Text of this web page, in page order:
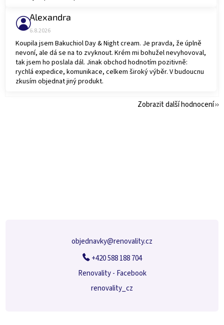
Alexandra
Hodnocení obchodu je 5 z 5 hvězdiček.
6.8.2026
Koupila jsem Bakuchiol Day & Night cream. Je pravda, že úplně
nevoní, ale dá se na to zvyknout. Krém mi bohužel nevyhovoval,
tak jsem ho poslala dál. Jinak obchod hodnotím pozitivně:
rychlá expedice, komunikace, celkem široký výběr. V budoucnu
zkusím objednat jiný produkt.
Zobrazit další hodnocení
objednavky@renovality.cz
+420 588 188 704
Renovality - Facebook
renovality_cz